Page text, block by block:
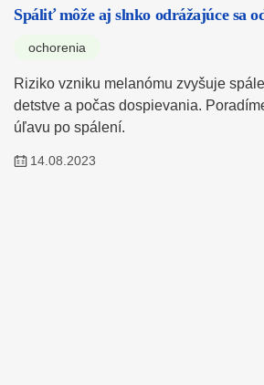
Spáliť môže aj slnko odrážajúce sa
ochorenia
Riziko vzniku melanómu zvyšuje
detstve a počas dospievania.
úľavu po spálení.
14.08.2023